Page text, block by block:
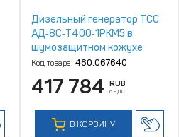
Дизельный генератор ТСС
АД‑8С‑Т400‑1РКМ5 в
шумозащитном кожухе
Код товара: 460.067640
417 784 RUB
с НДС
В КОРЗИНУ